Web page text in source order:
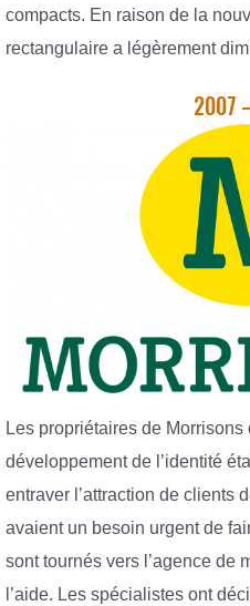
compacts. En raison de la
rectangulaire a légèrement
2007
Les propriétaires de
développement de l’identité
entraver l’attraction de clients
avaient un besoin urgent de
sont tournés vers l’agence de
l’aide. Les spécialistes ont